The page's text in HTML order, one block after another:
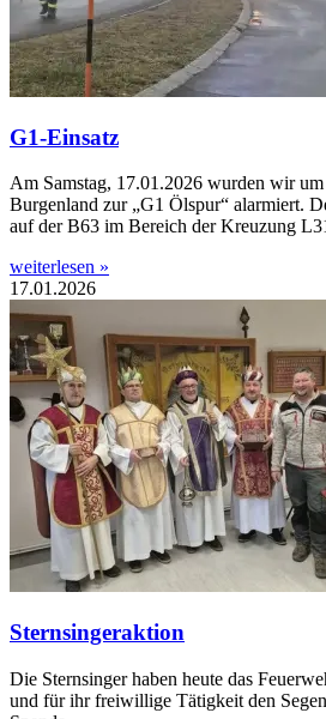
G1-Einsatz
Am Samstag, 17.01.2026 wurden wir
Burgenland zur „G1 Ölspur“ alarmiert.
auf der B63 im Bereich der Kreuzung
weiterlesen »
17.01.2026
Sternsingeraktion
Die Sternsinger haben heute das
und für ihr freiwillige Tätigkeit den